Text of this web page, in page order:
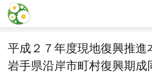
本文に飛ぶ
平成２７年度現地復興推進
岩手県沿岸市町村復興期